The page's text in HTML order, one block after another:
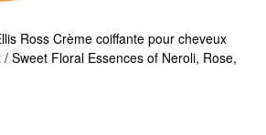
Ross Crème coiffante pour cheveux
Sweet Floral Essences of Neroli, Rose,